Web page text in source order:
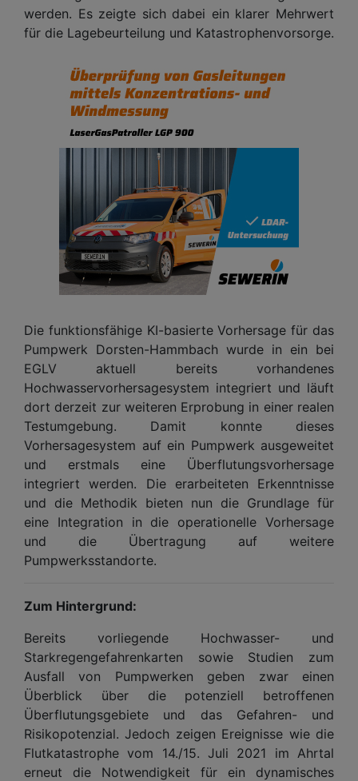
werden. Es zeigte sich dabei ein klarer Mehrwert
für die Lagebeurteilung und Katastrophenvorsorge.
Die funktionsfähige KI-basierte Vorhersage für das
Pumpwerk Dorsten-Hammbach wurde in ein bei
EGLV aktuell bereits vorhandenes
Hochwasservorhersagesystem integriert und läuft
dort derzeit zur weiteren Erprobung in einer realen
Testumgebung. Damit konnte dieses
Vorhersagesystem auf ein Pumpwerk ausgeweitet
und erstmals eine Überflutungsvorhersage
integriert werden. Die erarbeiteten Erkenntnisse
und die Methodik bieten nun die Grundlage für
eine Integration in die operationelle Vorhersage
und die Übertragung auf weitere
Pumpwerksstandorte.
Zum Hintergrund:
Bereits vorliegende Hochwasser- und
Starkregengefahrenkarten sowie Studien zum
Ausfall von Pumpwerken geben zwar einen
Überblick über die potenziell betroffenen
Überflutungsgebiete und das Gefahren- und
Risikopotenzial. Jedoch zeigen Ereignisse wie die
Flutkatastrophe vom 14./15. Juli 2021 im Ahrtal
erneut die Notwendigkeit für ein dynamisches